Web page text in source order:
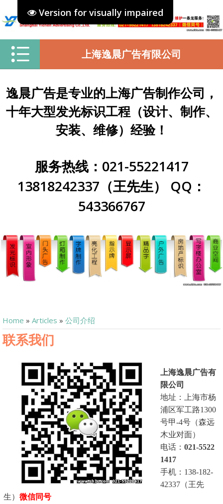
Version for visually impaired
上海逸晨广告有限公司
逸晨广告是专业的上海广告制作公司，
十年大型发光标识工程（设计、制作、
安装、维修）经验！
服务热线：021-55221417
13818242337（王先生） QQ：
543366767
Home » Articles » 公司介绍
联系我们
上海逸晨广告有
限公司
地址：上海市杨
浦区军工路1300
号甲-4号（森远
木业对面）
电话： 021-5522
1417
手机：138-182-
42337（王先
生） 微信同号